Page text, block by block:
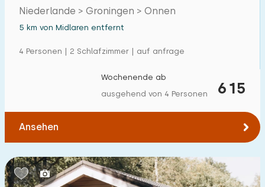
Natur
Niederlande > Groningen > Onnen
5 km von Midlaren entfernt
4 Personen | 2 Schlafzimmer | auf anfrage
615
Wochenende ab
ausgehend von 4 Personen
Ansehen